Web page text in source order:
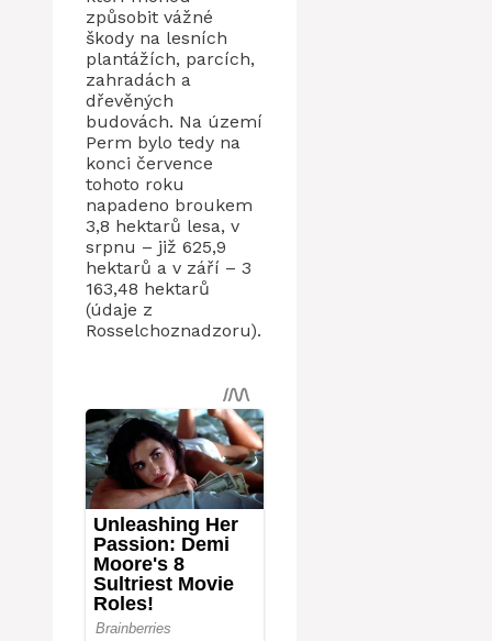
způsobit vážné
škody na lesních
plantážích, parcích,
zahradách a
dřevěných
budovách. Na území
Perm bylo tedy na
konci července
tohoto roku
napadeno broukem
3,8 hektarů lesa, v
srpnu – již 625,9
hektarů a v září – 3
163,48 hektarů
(údaje z
Rosselchoznadzoru).